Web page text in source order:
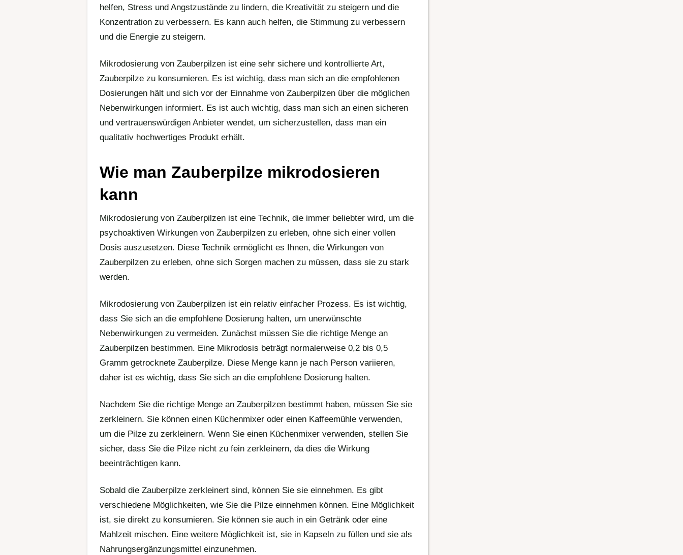
helfen, Stress und Angstzustände zu lindern, die Kreativität zu steigern und die
Konzentration zu verbessern. Es kann auch helfen, die Stimmung zu verbessern
und die Energie zu steigern.
Mikrodosierung von Zauberpilzen ist eine sehr sichere und kontrollierte Art,
Zauberpilze zu konsumieren. Es ist wichtig, dass man sich an die empfohlenen
Dosierungen hält und sich vor der Einnahme von Zauberpilzen über die möglichen
Nebenwirkungen informiert. Es ist auch wichtig, dass man sich an einen sicheren
und vertrauenswürdigen Anbieter wendet, um sicherzustellen, dass man ein
qualitativ hochwertiges Produkt erhält.
Wie man Zauberpilze mikrodosieren
kann
Mikrodosierung von Zauberpilzen ist eine Technik, die immer beliebter wird, um die
psychoaktiven Wirkungen von Zauberpilzen zu erleben, ohne sich einer vollen
Dosis auszusetzen. Diese Technik ermöglicht es Ihnen, die Wirkungen von
Zauberpilzen zu erleben, ohne sich Sorgen machen zu müssen, dass sie zu stark
werden.
Mikrodosierung von Zauberpilzen ist ein relativ einfacher Prozess. Es ist wichtig,
dass Sie sich an die empfohlene Dosierung halten, um unerwünschte
Nebenwirkungen zu vermeiden. Zunächst müssen Sie die richtige Menge an
Zauberpilzen bestimmen. Eine Mikrodosis beträgt normalerweise 0,2 bis 0,5
Gramm getrocknete Zauberpilze. Diese Menge kann je nach Person variieren,
daher ist es wichtig, dass Sie sich an die empfohlene Dosierung halten.
Nachdem Sie die richtige Menge an Zauberpilzen bestimmt haben, müssen Sie sie
zerkleinern. Sie können einen Küchenmixer oder einen Kaffeemühle verwenden,
um die Pilze zu zerkleinern. Wenn Sie einen Küchenmixer verwenden, stellen Sie
sicher, dass Sie die Pilze nicht zu fein zerkleinern, da dies die Wirkung
beeinträchtigen kann.
Sobald die Zauberpilze zerkleinert sind, können Sie sie einnehmen. Es gibt
verschiedene Möglichkeiten, wie Sie die Pilze einnehmen können. Eine Möglichkeit
ist, sie direkt zu konsumieren. Sie können sie auch in ein Getränk oder eine
Mahlzeit mischen. Eine weitere Möglichkeit ist, sie in Kapseln zu füllen und sie als
Nahrungsergänzungsmittel einzunehmen.